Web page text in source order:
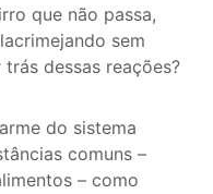
que não passa,
sem
dessas reações?
do sistema
comuns –
– como